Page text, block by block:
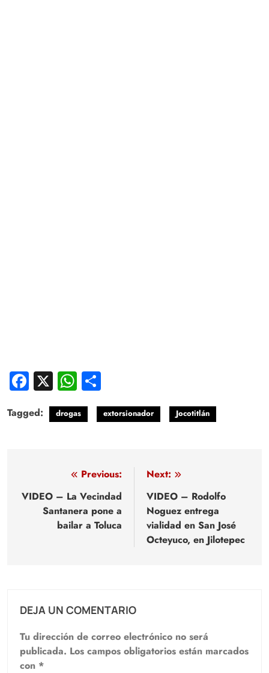
Facebook
X WhatsApp
Tagged: drogas extorsionador Jocotitlán
Navegación
de
entradas
Previous:
VIDEO – La Vecindad
Santanera pone a
bailar a Toluca
Next:
VIDEO – Rodolfo
Noguez entrega
vialidad en San José
Octeyuco, en Jilotepec
DEJA UN COMENTARIO
Tu dirección de correo electrónico no será
publicada. Los campos obligatorios están marcados
con *